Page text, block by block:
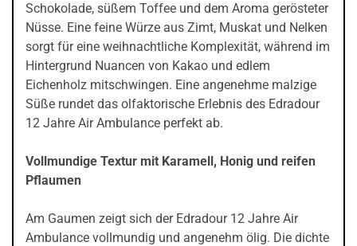
Schokolade, süßem Toffee und dem Aroma gerösteter
Nüsse. Eine feine Würze aus Zimt, Muskat und Nelken
sorgt für eine weihnachtliche Komplexität, während im
Hintergrund Nuancen von Kakao und edlem
Eichenholz mitschwingen. Eine angenehme malzige
Süße rundet das olfaktorische Erlebnis des Edradour
12 Jahre Air Ambulance perfekt ab.
Vollmundige Textur mit Karamell, Honig und reifen
Pflaumen
Am Gaumen zeigt sich der Edradour 12 Jahre Air
Ambulance vollmundig und angenehm ölig. Die dichte